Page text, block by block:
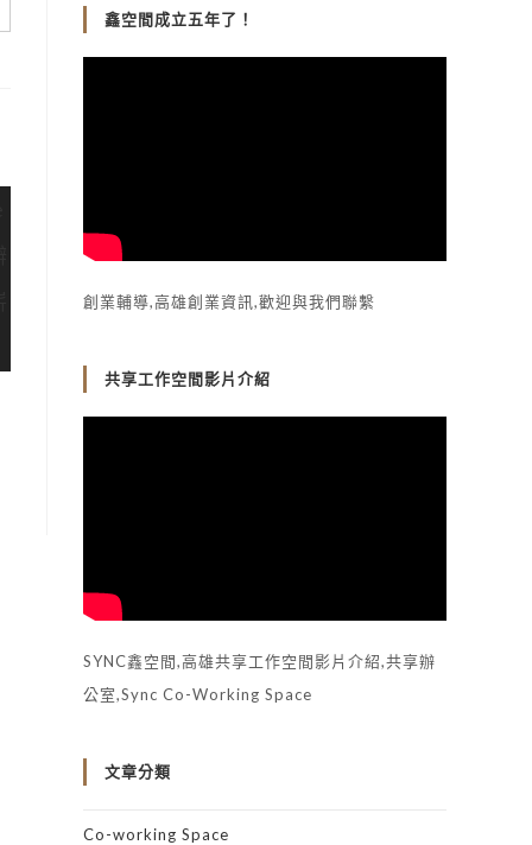
鑫空間成立五年了！
創業輔導,高雄創業資訊,歡迎與我們聯繫
共享工作空間影片介紹
SYNC鑫空間,高雄共享工作空間影片介紹,共享辦
公室,Sync Co-Working Space
文章分類
Co-working Space